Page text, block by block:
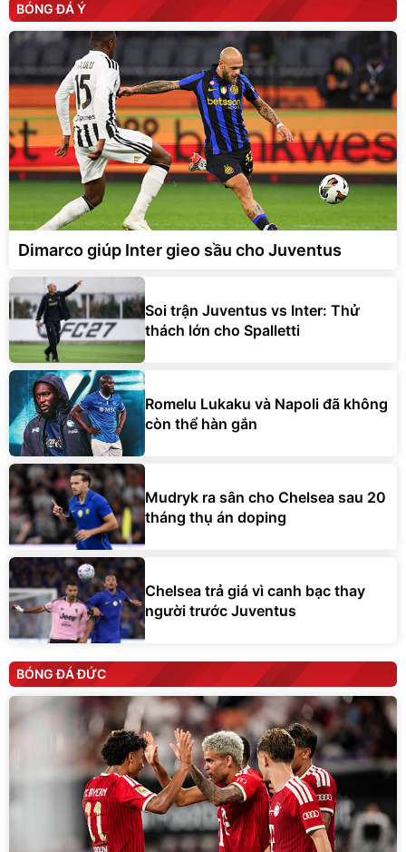
BÓNG ĐÁ Ý
Dimarco giúp Inter gieo sầu cho Juventus
Soi trận Juventus vs Inter: Thử
thách lớn cho Spalletti
Romelu Lukaku và Napoli đã không
còn thể hàn gắn
Mudryk ra sân cho Chelsea sau 20
tháng thụ án doping
Chelsea trả giá vì canh bạc thay
người trước Juventus
BÓNG ĐÁ ĐỨC